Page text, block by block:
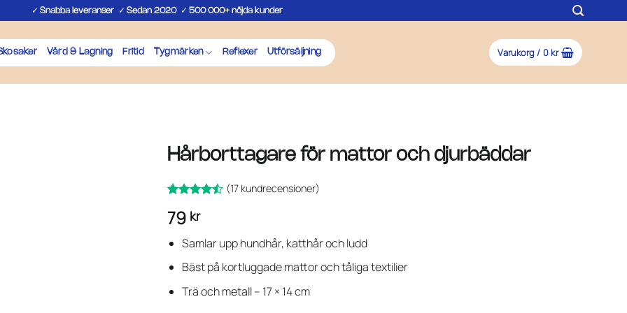
✓ Snabba leveranser✓ Sedan 2020✓ 500 000+ nöjda kunder
Vård & Lagning Fritid Tygmärken Reflexer Utförsäljning Varukorg / 0kr
Hårborttagare för mattor och djurbäddar
4.47 av
på
kundrecensioner
(17kundrecensioner)
79 kr
Samlar upp hundhår, katthår och ludd
Bäst på kortluggade mattor och tåliga textilier
Trä och metall – 17 × 14 cm